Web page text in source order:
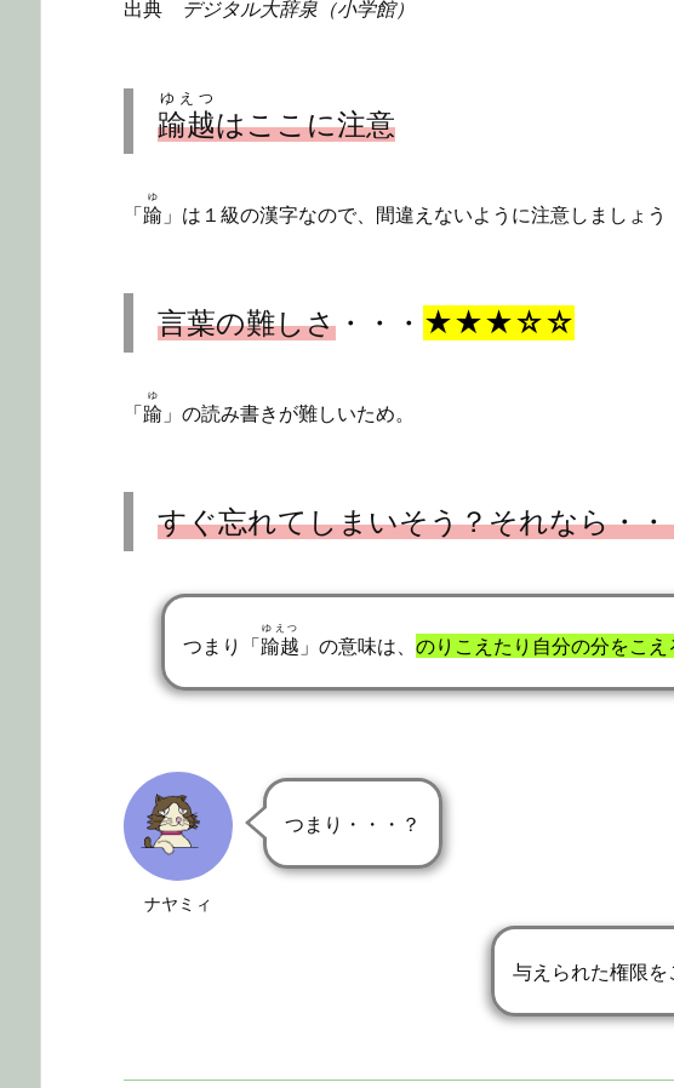
出典 デジタル大辞泉（小学館）
踰越
ゆえつ
はここに注意
「踰
ゆ
」は１級の漢字なので、間違えないように注意しましょう
言葉の難しさ ・・・ ★★★☆☆
「踰
ゆ
」の読み書きが難しいため。
すぐ忘れてしまいそう？それなら・・
つまり「踰越
ゆえつ
」の意味は、 のりこえたり自分の分をこえ
ナヤミィ
つまり・・・？
与えられた権限を